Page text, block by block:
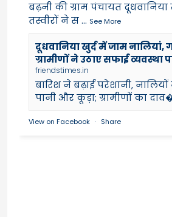
बढ़नी की ग्राम पंचायत
तस्वीरों ने स... See More
दूधवानिया खुर्द में जाम नालियां,
ग्रामीणों ने उठाए सफाई व्यवस्था
friendstimes.in
बारिश ने बढ़ाई परेशानी,
पानी और कूड़ा; ग्रामीणों का
View on Facebook · Share